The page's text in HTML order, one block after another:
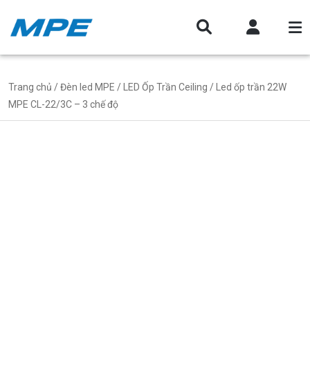
Trang chủ /Đèn led MPE / LED Ốp Trần Ceiling / Led ốp trần 22W
MPE CL-22/3C – 3 chế độ